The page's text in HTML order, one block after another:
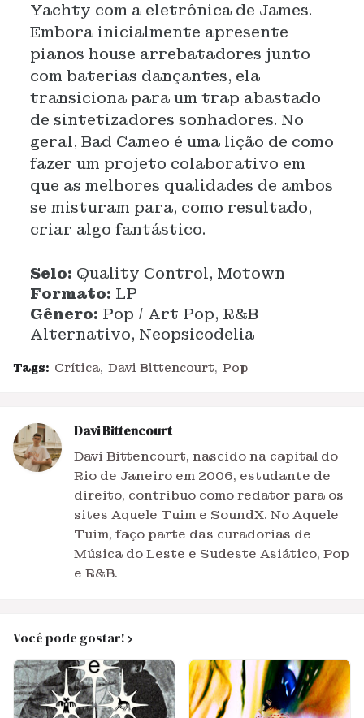
Yachty com a eletrônica de James.
Embora inicialmente apresente
pianos house arrebatadores junto
com baterias dançantes, ela
transiciona para um trap abastado
de sintetizadores sonhadores. No
geral, Bad Cameo é uma lição de como
fazer um projeto colaborativo em
que as melhores qualidades de ambos
se misturam para, como resultado,
criar algo fantástico.
Selo: Quality Control, Motown
Formato: LP
Gênero: Pop / Art Pop, R&B
Alternativo, Neopsicodelia
Tags: Crítica Davi Bittencourt Pop
Davi Bittencourt
Davi Bittencourt, nascido na capital do
Rio de Janeiro em 2006, estudante de
direito, contribuo como redator para os
sites Aquele Tuim e SoundX. No Aquele
Tuim, faço parte das curadorias de
Música do Leste e Sudeste Asiático, Pop
e R&B.
Você pode gostar!